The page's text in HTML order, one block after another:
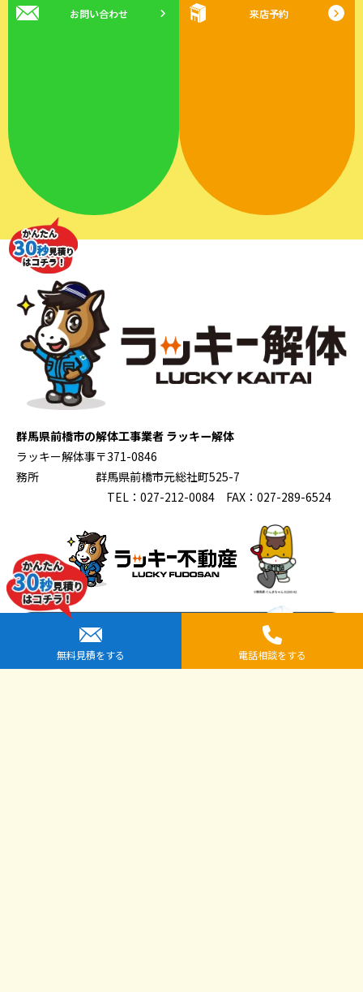
お問い合わせ 来店予約
群馬県前橋市の解体工事業者 ラッキー解体
ラッキー解体事
務所
〒371-0846
群馬県前橋市元総社町525-7
TEL：027-212-0084 FAX：027-289-6524
無料見積をする 電話相談をする